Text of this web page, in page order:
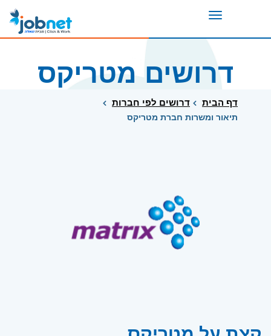
Toggle
דרושים מטריקס
דף הבית דרושים לפי חברות
תיאור ומשרות חברת מטריקס